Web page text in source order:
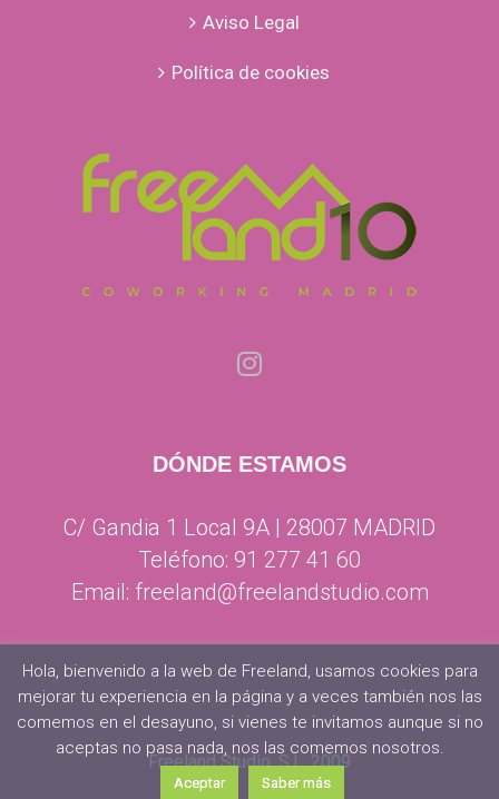
Aviso Legal
Política de cookies
DÓNDE ESTAMOS
C/ Gandia 1 Local 9A | 28007 MADRID
Teléfono: 91 277 41 60
Email: freeland@freelandstudio.com
Freeland Studio, S.L. 2009
Hola, bienvenido a la web de Freeland, usamos cookies para
mejorar tu experiencia en la página y a veces también nos las
comemos en el desayuno, si vienes te invitamos aunque si no
aceptas no pasa nada, nos las comemos nosotros.
Aceptar Saber más